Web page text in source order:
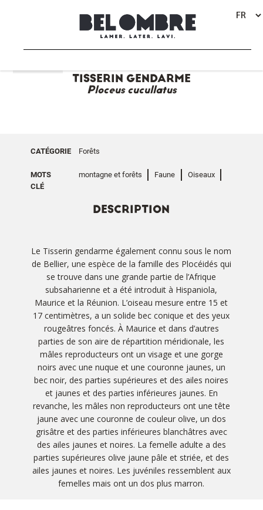
TISSERIN GENDARME
Ploceus cucullatus
CATÉGORIE Forêts
MOTS
CLÉ
montagne et forêts Faune Oiseaux
DESCRIPTION
Le Tisserin gendarme également connu sous le nom
de Bellier, une espèce de la famille des Plocéidés qui
se trouve dans une grande partie de l’Afrique
subsaharienne et a été introduit à Hispaniola,
Maurice et la Réunion. L’oiseau mesure entre 15 et
17 centimètres, a un solide bec conique et des yeux
rougeâtres foncés. À Maurice et dans d’autres
parties de son aire de répartition méridionale, les
mâles reproducteurs ont un visage et une gorge
noirs avec une nuque et une couronne jaunes, un
bec noir, des parties supérieures et des ailes noires
et jaunes et des parties inférieures jaunes. En
revanche, les mâles non reproducteurs ont une tête
jaune avec une couronne de couleur olive, un dos
grisâtre et des parties inférieures blanchâtres avec
des ailes jaunes et noires. La femelle adulte a des
parties supérieures olive jaune pâle et striée, et des
ailes jaunes et noires. Les juvéniles ressemblent aux
femelles mais ont un dos plus marron.